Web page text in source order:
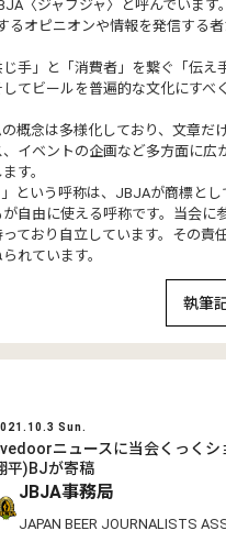
〈ジャブジャ〉と呼んでいます。
るオピニオンや情報を発信する
じ手」と「消費者」を繋ぐ「伝え
てビールを普遍的な文化にすべ
概念は多様化しており、文章だ
イベントの企画など多方面に広
す。
」という呼称は、JBJAが商標と
自由に使える呼称です。当会に
ており自立しています。その責
れています。
執筆
Sun.
ニュースに当会くっくシ
平)BJが寄稿
JBJA事務局
JAPAN BEER JOURNALISTS